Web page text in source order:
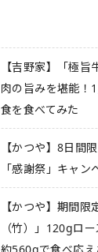
【吉野家】「極
肉の旨みを堪能！
食を食べてみた
【かつや】8日間
「感謝祭」キャン
【かつや】期間
（竹）」120gロ